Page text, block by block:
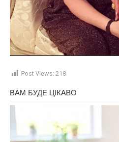
Post Views: 218